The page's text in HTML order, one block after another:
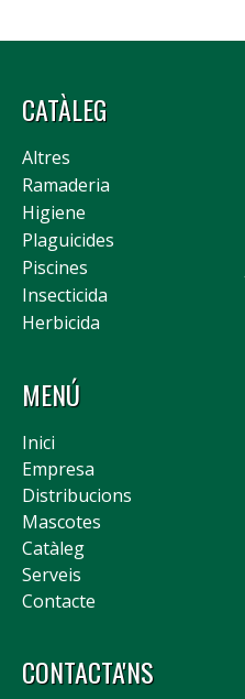
CATÀLEG
Altres
Ramaderia
Higiene
Plaguicides
Piscines
Insecticida
Herbicida
MENÚ
Inici
Empresa
Distribucions
Mascotes
Catàleg
Serveis
Contacte
CONTACTA'NS